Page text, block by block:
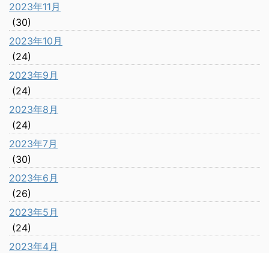
2023年11月
(30)
2023年10月
(24)
2023年9月
(24)
2023年8月
(24)
2023年7月
(30)
2023年6月
(26)
2023年5月
(24)
2023年4月